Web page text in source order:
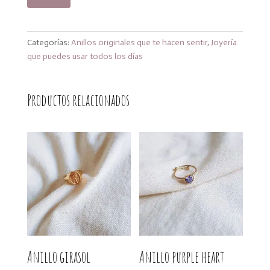
Categorías: Anillos originales que te hacen sentir, Joyería
que puedes usar todos los días
Productos relacionados
Anillo girasol Anillo purple heart